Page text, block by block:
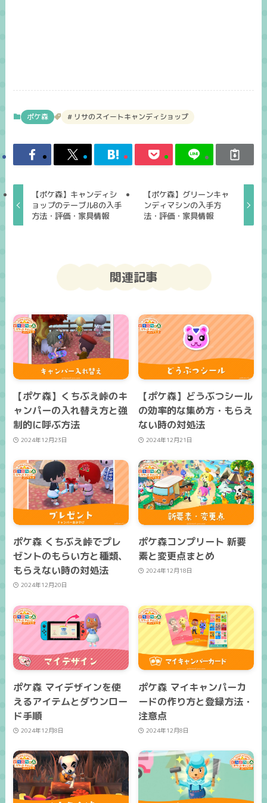
ポケ森 リサのスイートキャンディショップ
【ポケ森】キャンディシ
ョップのテーブルBの入手
方法・評価・家具情報
【ポケ森】グリーンキャ
ンディマシンの入手方
法・評価・家具情報
関連記事
【ポケ森】くちぶえ峠のキ
ャンパーの入れ替え方と強
制的に呼ぶ方法
2024年12月23日
【ポケ森】どうぶつシール
の効率的な集め方・もらえ
ない時の対処法
2024年12月21日
ポケ森 くちぶえ峠でプレ
ゼントのもらい方と種類、
もらえない時の対処法
2024年12月20日
ポケ森コンプリート 新要
素と変更点まとめ
2024年12月18日
ポケ森 マイデザインを使
えるアイテムとダウンロー
ド手順
2024年12月8日
ポケ森 マイキャンパーカ
ードの作り方と登録方法・
注意点
2024年12月8日